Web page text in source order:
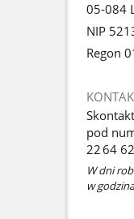
05-084
NIP
Regon
pod
22 64
W dni
w